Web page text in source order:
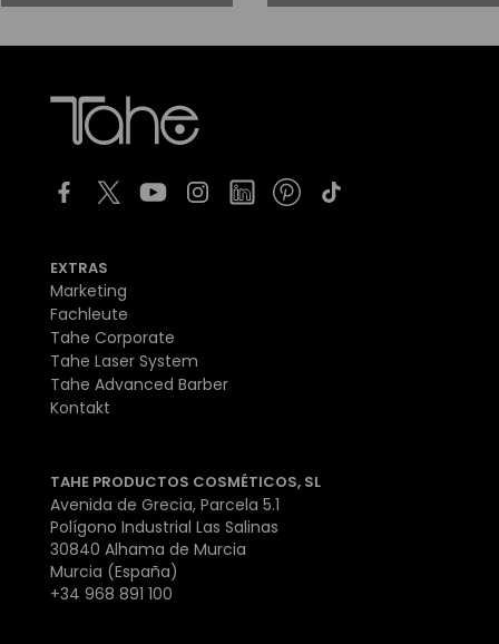
EXTRAS
Marketing
Fachleute
Tahe Corporate
Tahe Laser System
Tahe Advanced Barber
Kontakt
TAHE PRODUCTOS COSMÉTICOS, SL
Avenida de Grecia, Parcela 5.1
Polígono Industrial Las Salinas
30840 Alhama de Murcia
Murcia (España)
+34 968 891 100